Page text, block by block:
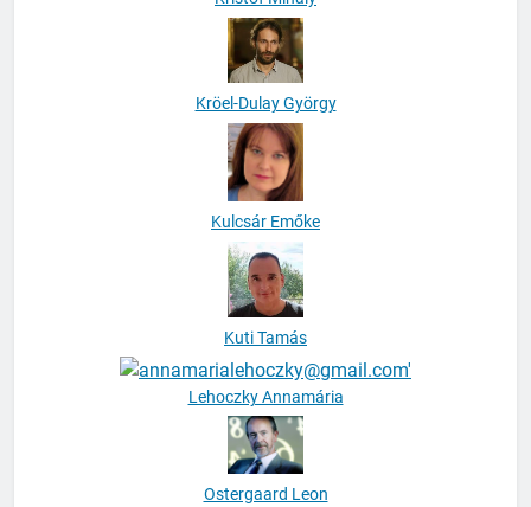
Kröel-Dulay György
Kulcsár Emőke
Kuti Tamás
Lehoczky Annamária
Ostergaard Leon